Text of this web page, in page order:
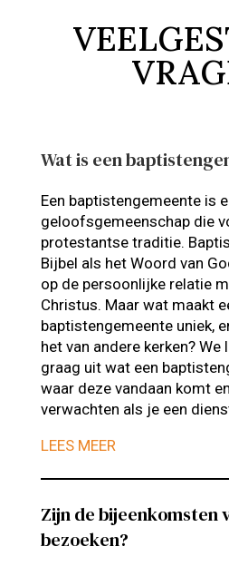
Wat is een
Een baptistengemeente is
geloofsgemeenschap die
protestantse traditie.
Bijbel als het Woord van
op de persoonlijke relatie
Christus. Maar wat maakt
baptistengemeente uniek,
het van andere kerken? We
graag uit wat een
waar deze vandaan komt
verwachten als je een
LEES MEER
Zijn de bijeenkomsten
bezoeken?